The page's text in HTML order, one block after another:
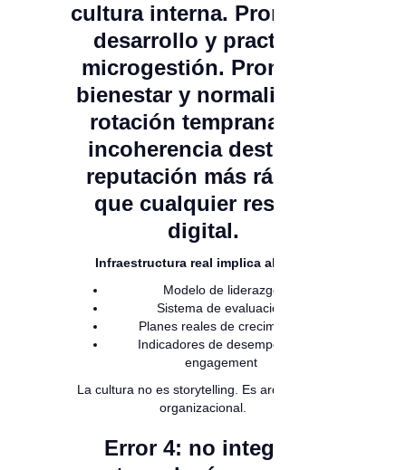
cultura interna. Promover
desarrollo y practicar
microgestión. Prometer
bienestar y normalizar la
rotación temprana. La
incoherencia destruye
reputación más rápido
que cualquier reseña
digital.
Infraestructura real implica alinear:
Modelo de liderazgo
Sistema de evaluación
Planes reales de crecimiento
Indicadores de desempeño y
engagement
La cultura no es storytelling. Es arquitectura
organizacional.
Error 4: no integrar